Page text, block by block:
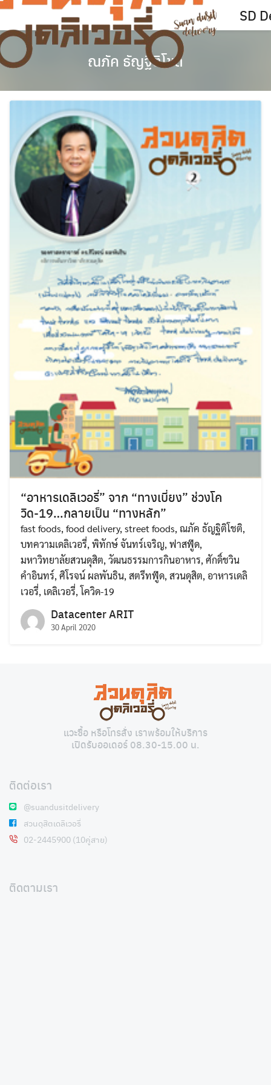
Skip
content
SD
ณภัค ธัญฐิติโชติ
“อาหารเดลิเวอรี่” จาก “ทางเบี่ยง” ช่วงโค
วิด-19…กลายเป็น “ทางหลัก”
fast foods, food delivery, street foods, ณภัค ธัญฐิติโชติ,
บทความเดลิเวอรี่, พิทักษ์ จันทร์เจริญ, ฟาสฟู๊ด,
มหาวิทยาลัยสวนดุสิต, วัฒนธรรมการกินอาหาร, ศักดิ์ชวิน
คำอินทร์, ศิโรจน์ ผลพันธิน, สตรีทฟู๊ด, สวนดุสิต, อาหารเดลิ
เวอรี่, เดลิเวอรี่, โควิด-19
Datacenter ARIT
30 April 2020
แวะซื้อ หรือโทรสั่ง เราพร้อมให้บริการ
เปิดรับออเดอร์ 08.30-15.00 น.
ติดต่อเรา
@suandusitdelivery
สวนดุสิตเดลิเวอรี่
02-2445900 (10คู่สาย)
ติดตามเรา